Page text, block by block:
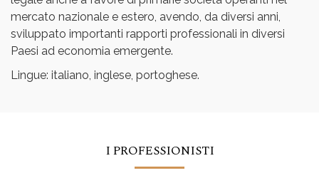
mercato nazionale e estero, avendo, da diversi anni,
sviluppato importanti rapporti professionali in diversi
Paesi ad economia emergente.
Lingue: italiano, inglese, portoghese.
I PROFESSIONISTI